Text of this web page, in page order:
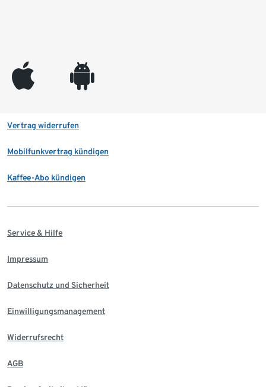
appleinc android
Vertrag widerrufen
Mobilfunkvertrag kündigen
Kaffee-Abo kündigen
Service & Hilfe
Impressum
Datenschutz und Sicherheit
Einwilligungsmanagement
Widerrufsrecht
AGB